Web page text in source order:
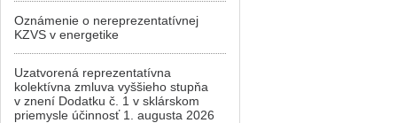
Oznámenie o nereprezentatívnej
KZVS v energetike
Uzatvorená reprezentatívna
kolektívna zmluva vyššieho stupňa
v znení Dodatku č. 1 v sklárskom
priemysle účinnosť 1. augusta 2026